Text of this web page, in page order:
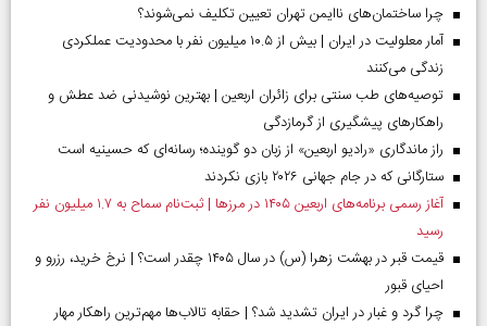
چرا ساختمان‌های ناایمن تهران تعیین تکلیف نمی‌شوند؟
آمار معلولیت در ایران | بیش از ۱۰.۵ میلیون نفر با محدودیت عملکردی
زندگی می‌کنند
توصیه‌های طب سنتی برای زائران اربعین | بهترین نوشیدنی ضد عطش و
راهکارهای پیشگیری از گرمازدگی
راز ماندگاری «رادیو اربعین» از زبان دو گوینده؛ رسانه‌ای که حسینیه است
ستارگانی که در جام جهانی ۲۰۲۶ بازی نکردند
آغاز رسمی برنامه‌های اربعین ۱۴۰۵ در مرز‌ها | ثبت‌نام سماح به ۱.۷ میلیون نفر
رسید
قیمت قبر در بهشت زهرا (س) در سال ۱۴۰۵ چقدر است؟ | نرخ خرید، رزرو و
احیای قبور
چرا گرد و غبار در ایران تشدید شد؟ | حقابه تالاب‌ها مهم‌ترین راهکار مهار